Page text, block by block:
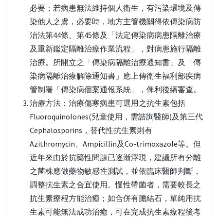
必要；若病患無法維持個人衛生，有污染環境及傳
染他人之虞，必要時，地方主管機關得依傳染病防
治法第44條、第45條及「法定傳染病病患隔離治療
及重新鑑定隔離治療作業流程」，對病患施行隔離
治療。所開立之「傳染病隔離治療通知書」及「傳
染病隔離治療解除通知書」應上傳衛生福利部疾病
管制署「傳染病個案通報系統」，俾利後續審查。
治療方法：治療傷寒病患可選用之抗生素包括
Fluoroquinolones(兒童使用，需諮詢醫師)及第三代
Cephalosporins，替代性抗生素則有
Azithromycin、Ampicillin及Co-trimoxazole等。但
近年來由於抗藥性問題已逐漸浮現，建議所有分離
之菌株應做藥物敏感性測試，並依臨床醫師判斷，
調整抗生素之合宜使用。慢性帶菌者，需要較長之
抗生素療程方能治癒；如合併有膽結石，單純用抗
生素可能無法成功治癒，可在完成抗生素療程後考